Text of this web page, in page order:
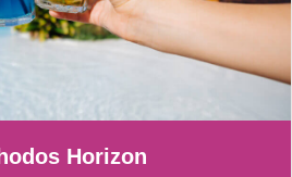
Horizon